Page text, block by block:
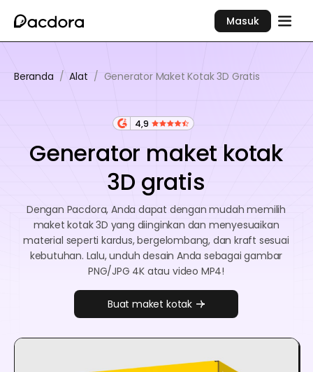
Masuk
Beranda / Alat / Generator Maket Kotak 3D Gratis
4,9
Generator maket kotak
3D gratis
Dengan Pacdora, Anda dapat dengan mudah memilih
maket kotak 3D yang diinginkan dan menyesuaikan
material seperti kardus, bergelombang, dan kraft sesuai
kebutuhan. Lalu, unduh desain Anda sebagai gambar
PNG/JPG 4K atau video MP4!
Buat maket kotak